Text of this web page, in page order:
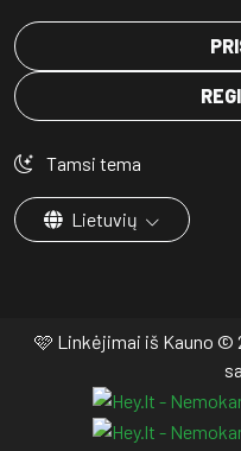
Tamsi tema
Lietuvių
🩷 Linkėjimai iš Kauno ©